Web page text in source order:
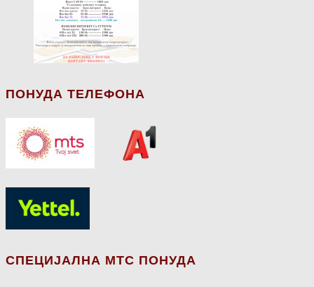
ПОНУДА ТЕЛЕФОНА
СПЕЦИЈАЛНА МТС ПОНУДА